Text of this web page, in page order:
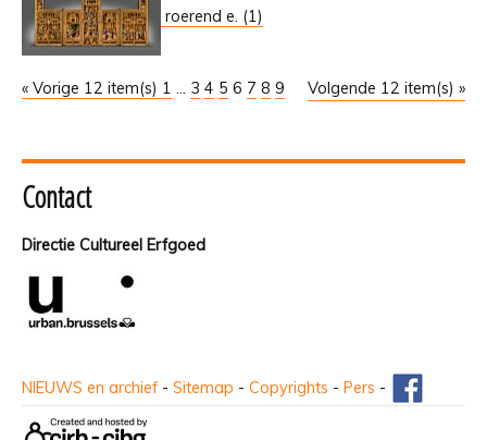
roerend e. (1)
« Vorige 12 item(s) Volgende 12 item(s) »
1 ... 3 4 5 6 7 8 9
Contact
Directie Cultureel Erfgoed
NIEUWS en archief - Sitemap - Copyrights - Pers -